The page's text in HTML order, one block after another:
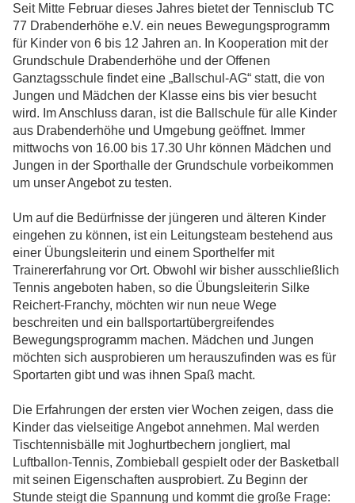
Seit Mitte Februar dieses Jahres bietet der Tennisclub TC
77 Drabenderhöhe e.V. ein neues Bewegungsprogramm
für Kinder von 6 bis 12 Jahren an. In Kooperation mit der
Grundschule Drabenderhöhe und der Offenen
Ganztagsschule findet eine „Ballschul-AG“ statt, die von
Jungen und Mädchen der Klasse eins bis vier besucht
wird. Im Anschluss daran, ist die Ballschule für alle Kinder
aus Drabenderhöhe und Umgebung geöffnet. Immer
mittwochs von 16.00 bis 17.30 Uhr können Mädchen und
Jungen in der Sporthalle der Grundschule vorbeikommen
um unser Angebot zu testen.
Um auf die Bedürfnisse der jüngeren und älteren Kinder
eingehen zu können, ist ein Leitungsteam bestehend aus
einer Übungsleiterin und einem Sporthelfer mit
Trainererfahrung vor Ort. Obwohl wir bisher ausschließlich
Tennis angeboten haben, so die Übungsleiterin Silke
Reichert-Franchy, möchten wir nun neue Wege
beschreiten und ein ballsportartübergreifendes
Bewegungsprogramm machen. Mädchen und Jungen
möchten sich ausprobieren um herauszufinden was es für
Sportarten gibt und was ihnen Spaß macht.
Die Erfahrungen der ersten vier Wochen zeigen, dass die
Kinder das vielseitige Angebot annehmen. Mal werden
Tischtennisbälle mit Joghurtbechern jongliert, mal
Luftballon-Tennis, Zombieball gespielt oder der Basketball
mit seinen Eigenschaften ausprobiert. Zu Beginn der
Stunde steigt die Spannung und kommt die große Frage: